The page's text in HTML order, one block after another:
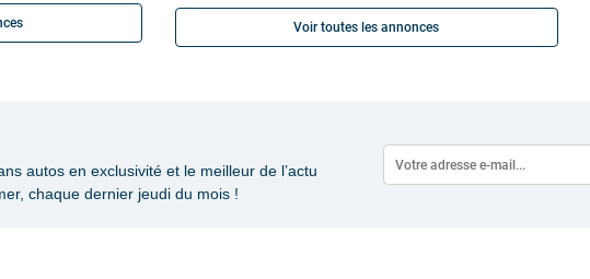
Voir toutes les annonces
autos en exclusivité et le meilleur de l’actu
chaque dernier jeudi du mois !